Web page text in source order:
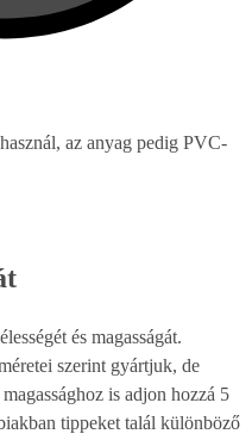
az anyag pedig PVC-
és magasságát.
szerint gyártjuk, de
is adjon hozzá 5
tippeket talál különböző